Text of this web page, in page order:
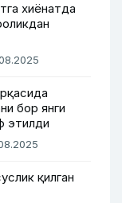
хиёнатда
бор янги
этилди
қилган